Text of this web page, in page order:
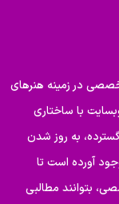
در زمینه هنرهای
با ساختاری
به روز شدن
آورده است تا
بتوانند مطالبی